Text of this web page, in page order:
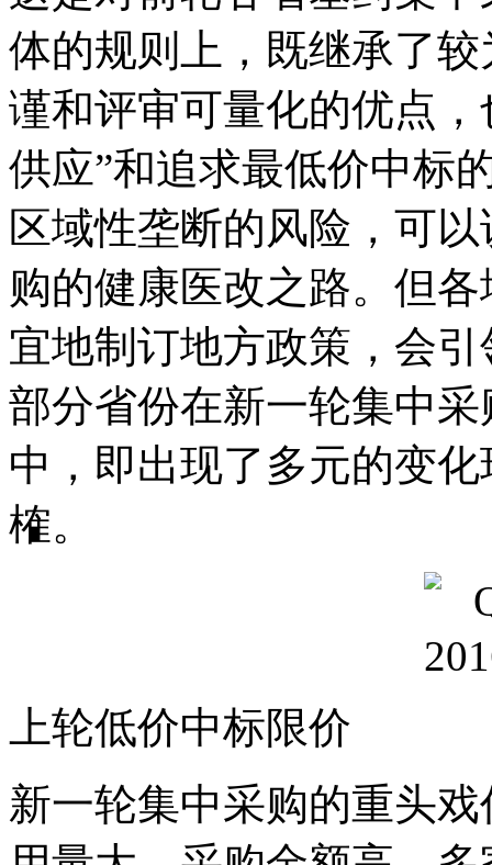
体的规则上，既继承了
谨和评审可量化的优点
供应”和追求最低价中标
区域性垄断的风险，可
购的健康医改之路。但
宜地制订地方政策，会
部分省份在新一轮集中
中，即出现了多元的变
榷。
上轮低价中标限价
新一轮集中采购的重头